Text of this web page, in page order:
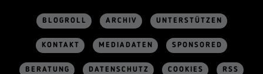
BLOGROLL ARCHIV UNTERSTÜTZEN
KONTAKT MEDIADATEN SPONSORED
BERATUNG DATENSCHUTZ COOKIES RSS